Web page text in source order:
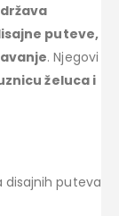
puteve,
. Njegovi
želuca i
disajnih puteva